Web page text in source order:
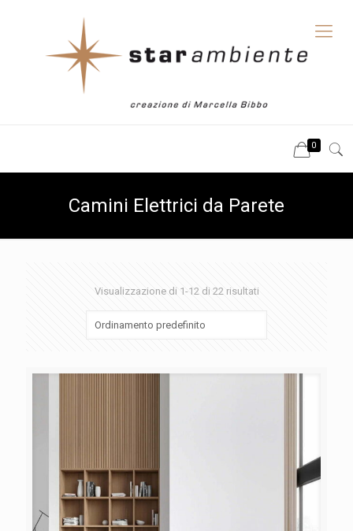
0
Camini Elettrici da Parete
Visualizzazione di 1-12 di 22 risultati